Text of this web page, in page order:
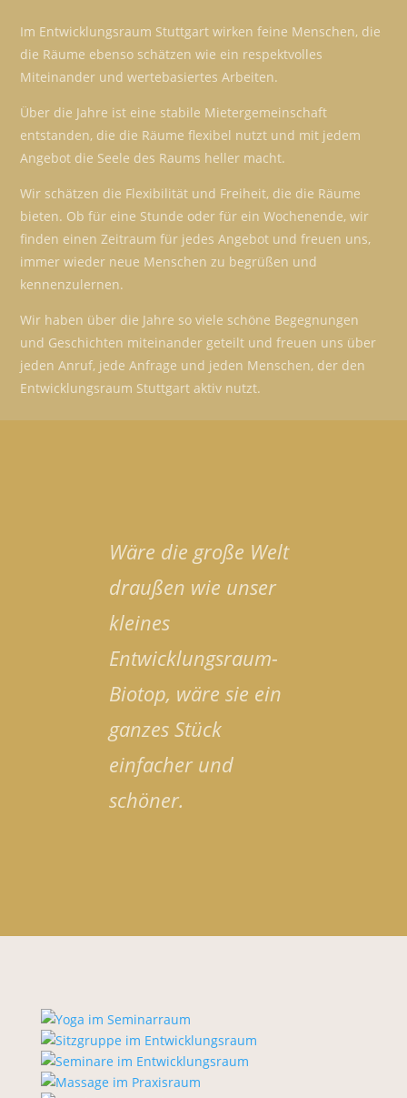
Im Entwicklungsraum Stuttgart wirken feine Menschen, die
die Räume ebenso schätzen wie ein respektvolles
Miteinander und wertebasiertes Arbeiten.
Über die Jahre ist eine stabile Mietergemeinschaft
entstanden, die die Räume flexibel nutzt und mit jedem
Angebot die Seele des Raums heller macht.
Wir schätzen die Flexibilität und Freiheit, die die Räume
bieten. Ob für eine Stunde oder für ein Wochenende, wir
finden einen Zeitraum für jedes Angebot und freuen uns,
immer wieder neue Menschen zu begrüßen und
kennenzulernen.
Wir haben über die Jahre so viele schöne Begegnungen
und Geschichten miteinander geteilt und freuen uns über
jeden Anruf, jede Anfrage und jeden Menschen, der den
Entwicklungsraum Stuttgart aktiv nutzt.
Wäre die große Welt
draußen wie unser
kleines
Entwicklungsraum-
Biotop, wäre sie ein
ganzes Stück
einfacher und
schöner.